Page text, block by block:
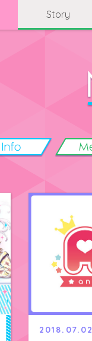
Story
2018.07.02